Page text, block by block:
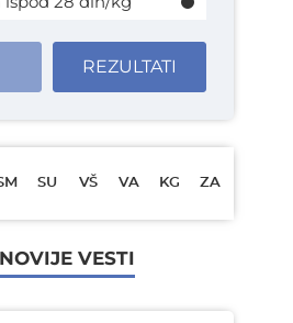
REZULTATI
SU VŠ VA KG ZA
VESTI